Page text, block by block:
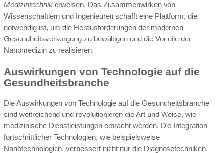
Medizintechnik erweisen. Das Zusammenwirken von
Wissenschaftlern und Ingenieuren schafft eine Plattform, die
notwendig ist, um die Herausforderungen der modernen
Gesundheitsversorgung zu bewältigen und die Vorteile der
Nanomedizin zu realisieren.
Auswirkungen von Technologie auf die
Gesundheitsbranche
Die Auswirkungen von Technologie auf die Gesundheitsbranche
sind weitreichend und revolutionieren die Art und Weise, wie
medizinische Dienstleistungen erbracht werden. Die Integration
fortschrittlicher Technologien, wie beispielsweise
Nanotechnologien, verbessert nicht nur die Diagnosetechniken,